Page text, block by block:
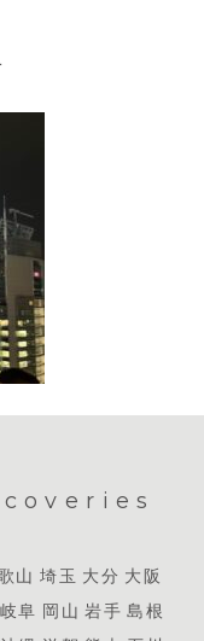
山 埼玉 大分 大阪
岐阜 岡山 岩手 島根